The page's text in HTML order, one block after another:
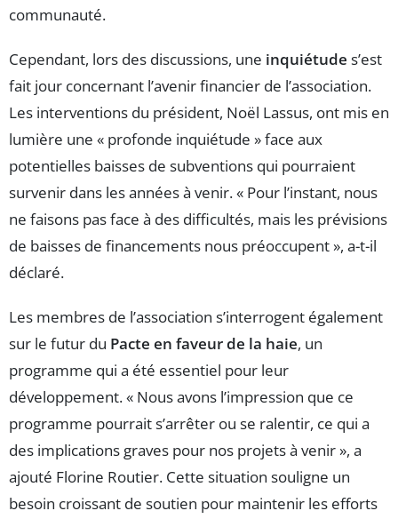
communauté.
Cependant, lors des discussions, une inquiétude s’est
fait jour concernant l’avenir financier de l’association.
Les interventions du président, Noël Lassus, ont mis en
lumière une « profonde inquiétude » face aux
potentielles baisses de subventions qui pourraient
survenir dans les années à venir. « Pour l’instant, nous
ne faisons pas face à des difficultés, mais les prévisions
de baisses de financements nous préoccupent », a-t-il
déclaré.
Les membres de l’association s’interrogent également
sur le futur du Pacte en faveur de la haie, un
programme qui a été essentiel pour leur
développement. « Nous avons l’impression que ce
programme pourrait s’arrêter ou se ralentir, ce qui a
des implications graves pour nos projets à venir », a
ajouté Florine Routier. Cette situation souligne un
besoin croissant de soutien pour maintenir les efforts